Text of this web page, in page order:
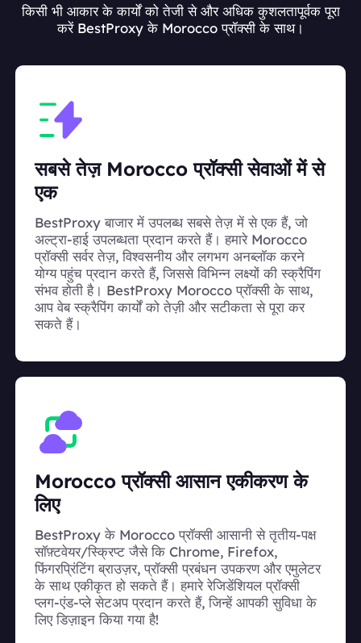
किसी भी आकार के कार्यों को तेजी से और अधिक कुशलतापूर्वक पूरा
करें BestProxy के Morocco प्रॉक्सी के साथ।
सबसे तेज़ Morocco प्रॉक्सी सेवाओं में से
एक
BestProxy बाजार में उपलब्ध सबसे तेज़ में से एक हैं, जो
अल्ट्रा-हाई उपलब्धता प्रदान करते हैं। हमारे Morocco
प्रॉक्सी सर्वर तेज़, विश्वसनीय और लगभग अनब्लॉक करने
योग्य पहुंच प्रदान करते हैं, जिससे विभिन्न लक्ष्यों की स्क्रैपिंग
संभव होती है। BestProxy Morocco प्रॉक्सी के साथ,
आप वेब स्क्रैपिंग कार्यों को तेज़ी और सटीकता से पूरा कर
सकते हैं।
Morocco प्रॉक्सी आसान एकीकरण के
लिए
BestProxy के Morocco प्रॉक्सी आसानी से तृतीय-पक्ष
सॉफ़्टवेयर/स्क्रिप्ट जैसे कि Chrome, Firefox,
फिंगरप्रिंटिंग ब्राउज़र, प्रॉक्सी प्रबंधन उपकरण और एमुलेटर
के साथ एकीकृत हो सकते हैं। हमारे रेजिडेंशियल प्रॉक्सी
प्लग-एंड-प्ले सेटअप प्रदान करते हैं, जिन्हें आपकी सुविधा के
लिए डिज़ाइन किया गया है!